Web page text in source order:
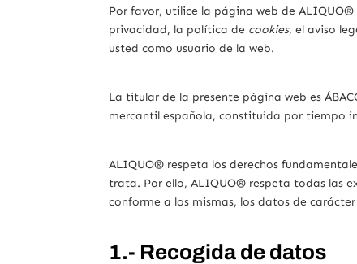
Por favor, utilice la página web de
privacidad, la política de cookies, el aviso
usted como usuario de la web.
La titular de la presente página web es
mercantil española, constituida por tiempo
ALIQUO® respeta los derechos
trata. Por ello, ALIQUO® respeta todas las
conforme a los mismas, los datos de
1.- Recogida de datos